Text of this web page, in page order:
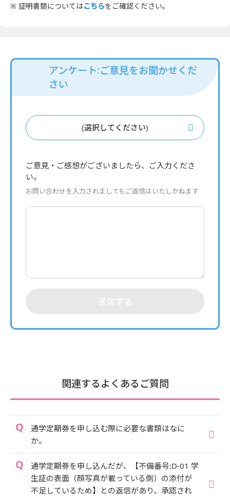
※ 証明書類についてはこちらをご確認ください。
アンケート:ご意見をお聞かせくだ
さい
(選択してください)
ご意見・ご感想がございましたら、ご入力くださ
い。
お問い合わせを入力されましてもご返信はいたしかねます
送信する
関連するよくあるご質問
通学定期券を申し込む際に必要な書類はなに
か。
通学定期券を申し込んだが、【不備番号:D-01 学
生証の表面（顔写真が載っている側）の添付が
不足しているため】との返信があり、承認され